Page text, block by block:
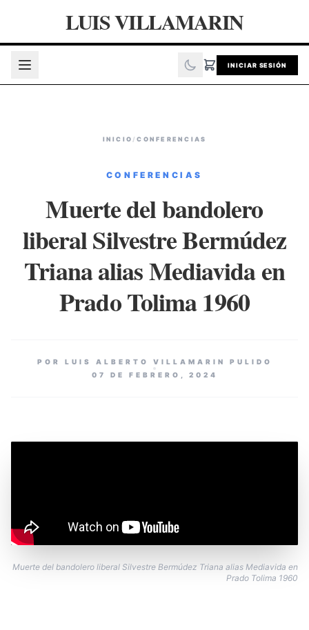
LUIS VILLAMARIN
INICIAR SESIÓN
INICIO /CONFERENCIAS
CONFERENCIAS
Muerte del bandolero
liberal Silvestre Bermúdez
Triana alias Mediavida en
Prado Tolima 1960
POR LUIS ALBERTO VILLAMARIN PULIDO
07 DE FEBRERO, 2024
Muerte del bandolero liberal Silvestre Bermúdez Triana alias Mediavida en
Prado Tolima 1960